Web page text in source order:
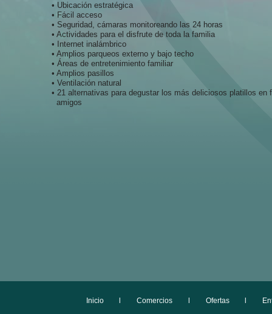
• Ubicación estratégica
• Fácil acceso
• Seguridad, cámaras monitoreando las 24 horas
• Actividades para el disfrute de toda la familia
• Internet inalámbrico
• Amplios parqueos externo y bajo techo
• Áreas de entretenimiento familiar
• Amplios pasillos
• Ventilación natural
• 21 alternativas para degustar los más deliciosos platillos en
amigos
Inicio Comercios Ofertas